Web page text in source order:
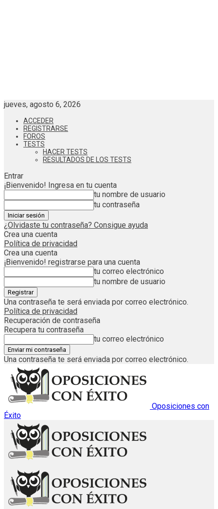
jueves, agosto 6, 2026
ACCEDER
REGISTRARSE
FOROS
TESTS
HACER TESTS
RESULTADOS DE LOS TESTS
Entrar
¡Bienvenido! Ingresa en tu cuenta
tu nombre de usuario
tu contraseña
¿Olvidaste tu contraseña? Consigue ayuda
Crea una cuenta
Política de privacidad
Crea una cuenta
¡Bienvenido! registrarse para una cuenta
tu correo electrónico
tu nombre de usuario
Una contraseña te será enviada por correo electrónico.
Política de privacidad
Recuperación de contraseña
Recupera tu contraseña
tu correo electrónico
Una contraseña te será enviada por correo electrónico.
Oposiciones con
Éxito